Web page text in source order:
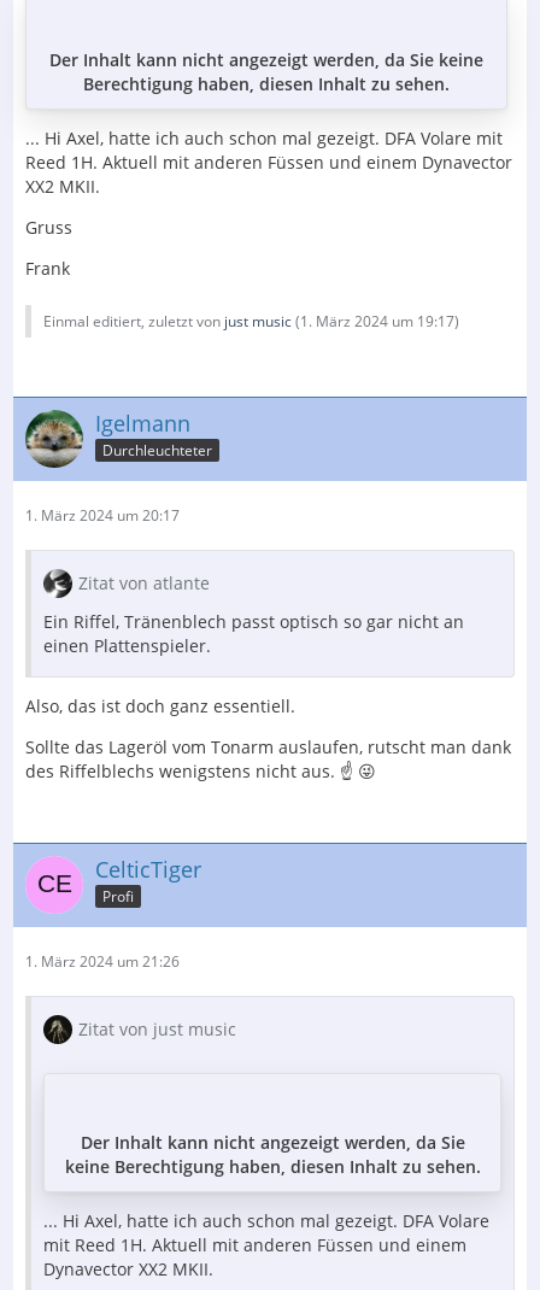
Der Inhalt kann nicht angezeigt werden, da Sie keine
Berechtigung haben, diesen Inhalt zu sehen.
... Hi Axel, hatte ich auch schon mal gezeigt. DFA Volare mit
Reed 1H. Aktuell mit anderen Füssen und einem Dynavector
XX2 MKII.
Gruss
Frank
Einmal editiert, zuletzt von just music(1. März 2024 um 19:17)
Igelmann
Durchleuchteter
1. März 2024 um 20:17
Zitat von atlante
Ein Riffel, Tränenblech passt optisch so gar nicht an
einen Plattenspieler.
Also, das ist doch ganz essentiell.
Sollte das Lageröl vom Tonarm auslaufen, rutscht man dank
des Riffelblechs wenigstens nicht aus. ☝️ 😜
CelticTiger
Profi
1. März 2024 um 21:26
Zitat von just music
Der Inhalt kann nicht angezeigt werden, da Sie
keine Berechtigung haben, diesen Inhalt zu sehen.
... Hi Axel, hatte ich auch schon mal gezeigt. DFA Volare
mit Reed 1H. Aktuell mit anderen Füssen und einem
Dynavector XX2 MKII.